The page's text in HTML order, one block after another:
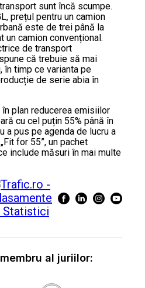
sunt încă scumpe.
prețul pentru un camion
este de trei până la
un camion convențional.
de transport
că trebuie să mai
în timp ce varianta pe
de serie abia în
plan reducerea emisiilor
cu cel puțin 55% până în
a pus pe agenda de lucru a
for 55”, un pachet
include măsuri în mai multe
al juriilor: